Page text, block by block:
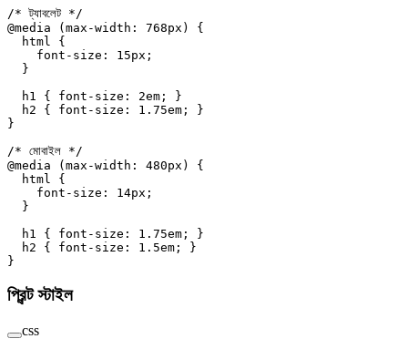
/* ট্যাবলেট */
@media ( max-width : 768px ) {
  html
{
    font-size
: 15px ;
  }
  h1
{ font-size : 2em ; }
  h2
{ font-size : 1.75em ; }
}
/* মোবাইল */
@media ( max-width : 480px ) {
  html
{
    font-size
: 14px ;
  }
  h1
{ font-size : 1.75em ; }
  h2
{ font-size : 1.5em ; }
}
প্রিন্ট স্টাইল
css